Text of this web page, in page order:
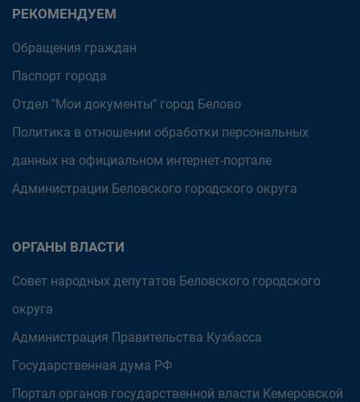
РЕКОМЕНДУЕМ
Обращения граждан
Паспорт города
Отдел "Мои документы" город Белово
Политика в отношении обработки персональных
данных на официальном интернет-портале
Администрации Беловского городского округа
ОРГАНЫ ВЛАСТИ
Совет народных депутатов Беловского городского
округа
Администрация Правительства Кузбасса
Государственная дума РФ
Портал органов государственной власти Кемеровской